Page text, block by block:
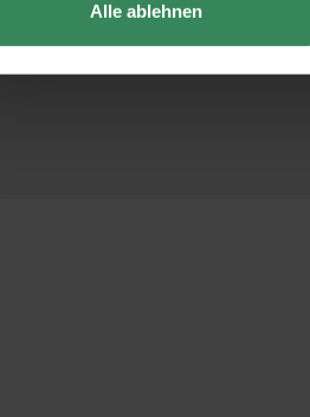
Alle ablehnen